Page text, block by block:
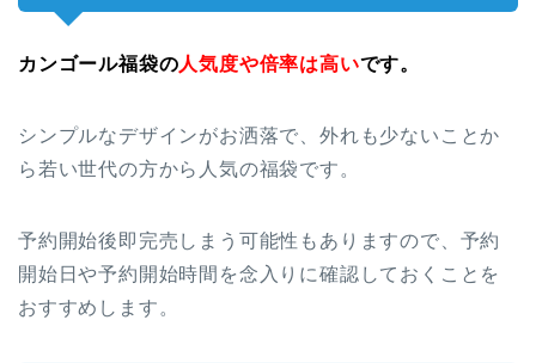
カンゴール福袋の人気度や倍率は高いです。
シンプルなデザインがお洒落で、外れも少ないことか
ら若い世代の方から人気の福袋です。
予約開始後即完売しまう可能性もありますので、予約
開始日や予約開始時間を念入りに確認しておくことを
おすすめします。